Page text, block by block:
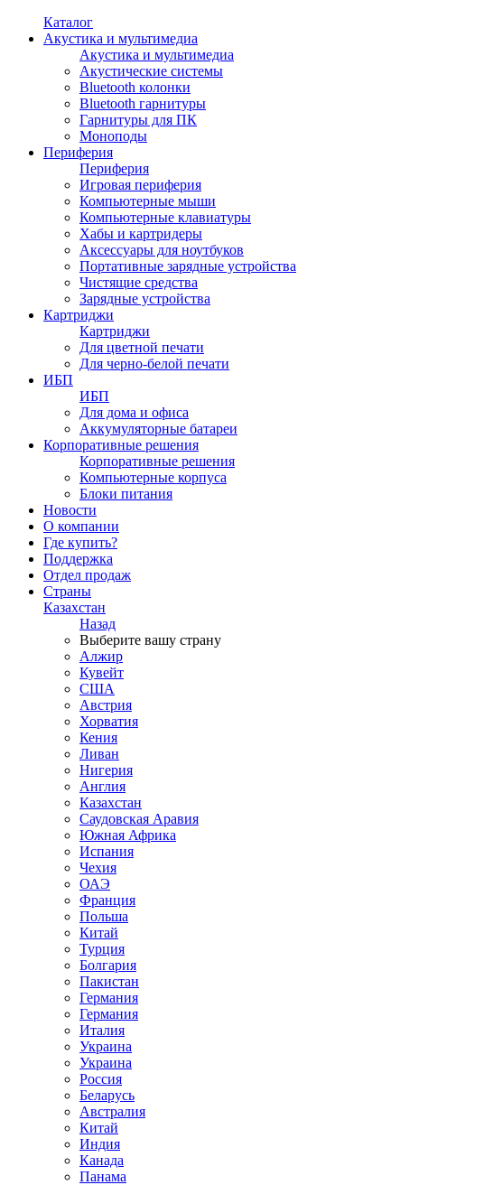
Каталог
Акустика и мультимедиа
Акустика и мультимедиа
Акустические системы
Bluetooth колонки
Bluetooth гарнитуры
Гарнитуры для ПК
Моноподы
Периферия
Периферия
Игровая периферия
Компьютерные мыши
Компьютерные клавиатуры
Хабы и картридеры
Аксессуары для ноутбуков
Портативные зарядные устройства
Чистящие средства
Зарядные устройства
Картриджи
Картриджи
Для цветной печати
Для черно-белой печати
ИБП
ИБП
Для дома и офиса
Аккумуляторные батареи
Корпоративные решения
Корпоративные решения
Компьютерные корпуса
Блоки питания
Новости
О компании
Где купить?
Поддержка
Отдел продаж
Страны
Казахстан
Назад
Выберите вашу страну
Алжир
Кувейт
США
Австрия
Хорватия
Кения
Ливан
Нигерия
Англия
Казахстан
Саудовская Аравия
Южная Африка
Испания
Чехия
ОАЭ
Франция
Польша
Китай
Турция
Болгария
Пакистан
Германия
Германия
Италия
Украина
Украина
Россия
Беларусь
Австралия
Китай
Индия
Канада
Панама